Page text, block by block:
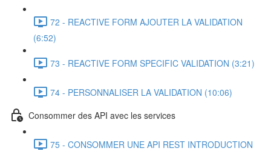
72 - REACTIVE FORM AJOUTER LA VALIDATION
(6:52)
73 - REACTIVE FORM SPECIFIC VALIDATION (3:21)
74 - PERSONNALISER LA VALIDATION (10:06)
Consommer des API avec les services
75 - CONSOMMER UNE API REST INTRODUCTION